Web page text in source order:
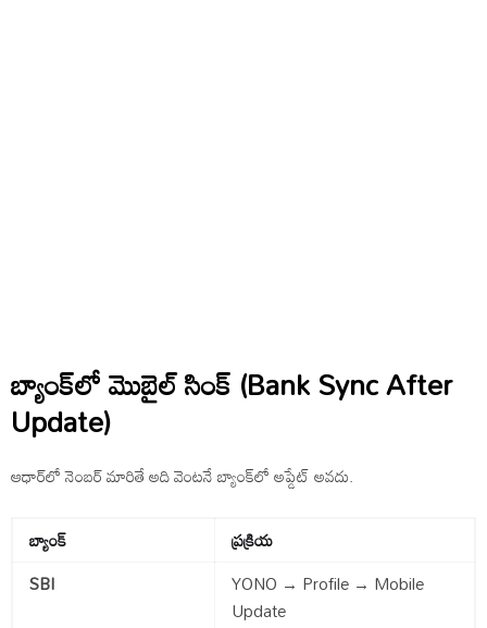
బ్యాంక్‌లో మొబైల్ సింక్ (Bank Sync After
Update)
ఆధార్‌లో నెంబర్ మారితే అది వెంటనే బ్యాంక్‌లో అప్డేట్ అవదు.
బ్యాంక్
ప్రక్రియ
SBI
YONO → Profile → Mobile
Update